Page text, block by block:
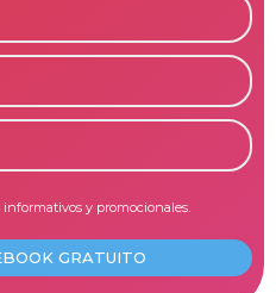
y promocionales.
GRATUITO